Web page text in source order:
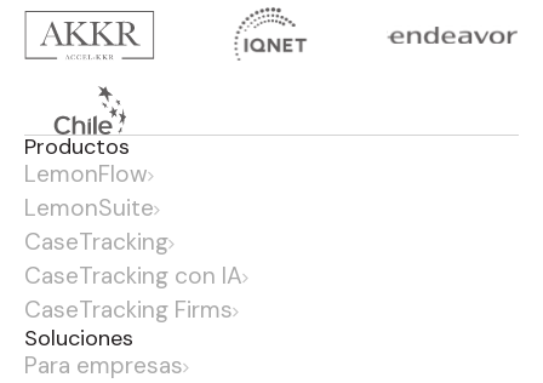
Productos
LemonFlow
LemonSuite
CaseTracking
CaseTracking con IA
CaseTracking Firms
Soluciones
Para empresas